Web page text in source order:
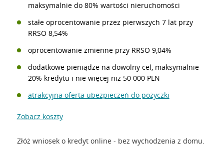
maksymalnie do 80% wartości nieruchomości
stałe oprocentowanie przez pierwszych 7 lat przy
RRSO 8,54%
oprocentowanie zmienne przy RRSO 9,04%
dodatkowe pieniądze na dowolny cel, maksymalnie
20% kredytu i nie więcej niż 50 000 PLN
atrakcyjna oferta ubezpieczeń do pożyczki
Zobacz koszty
Złóż wniosek o kredyt online - bez wychodzenia z domu.